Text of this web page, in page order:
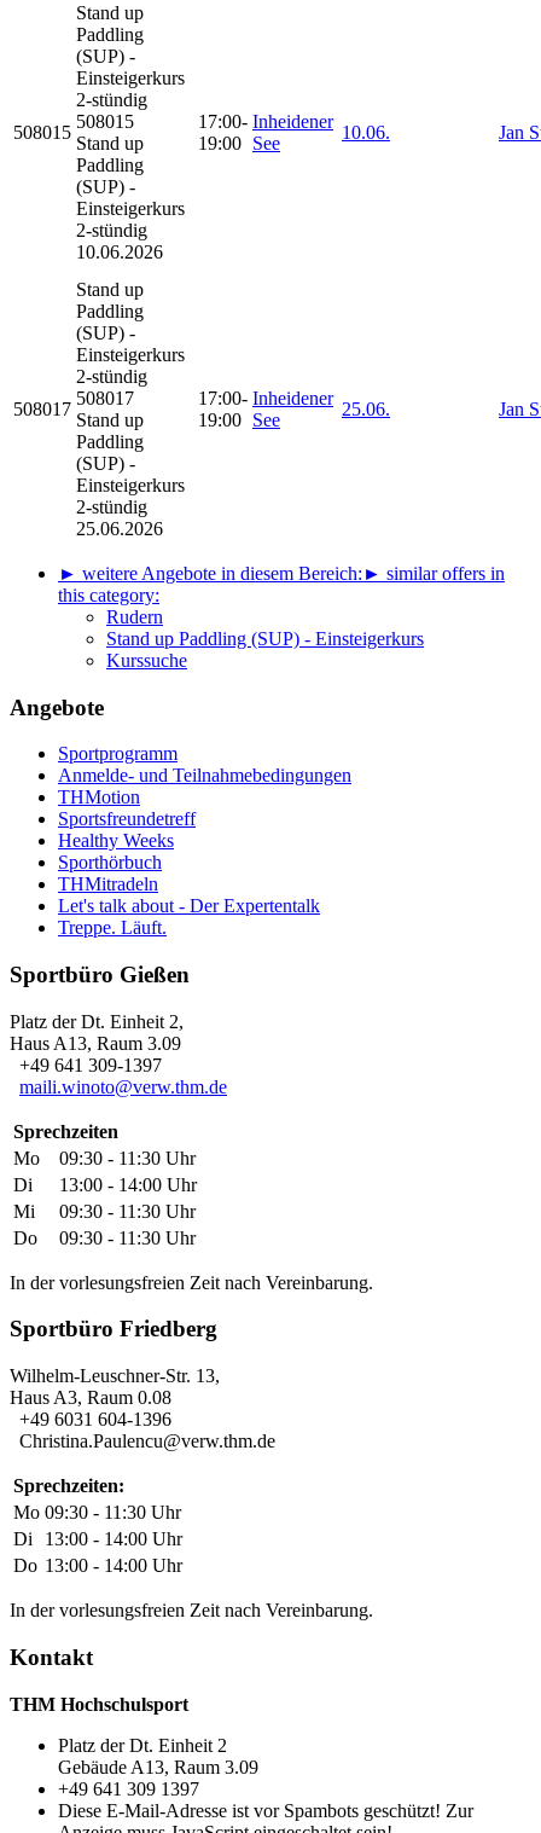
508015
Stand up
Paddling
(SUP) -
Einsteigerkurs
2-stündig
508015
Stand up
Paddling
(SUP) -
Einsteigerkurs
2-stündig
10.06.2026
17:00-
19:00
Inheidener
See
10.06. Jan
508017
Stand up
Paddling
(SUP) -
Einsteigerkurs
2-stündig
508017
Stand up
Paddling
(SUP) -
Einsteigerkurs
2-stündig
25.06.2026
17:00-
19:00
Inheidener
See
25.06. Jan
► weitere Angebote in diesem Bereich: ► similar offers in
this category:
Rudern
Stand up Paddling (SUP) - Einsteigerkurs
Kurssuche
Angebote
Sportprogramm
Anmelde- und Teilnahmebedingungen
THMotion
Sportsfreundetreff
Healthy Weeks
Sporthörbuch
THMitradeln
Let's talk about - Der Expertentalk
Treppe. Läuft.
Sportbüro Gießen
Platz der Dt. Einheit 2,
Haus A13, Raum 3.09
+49 641 309-1397
maili.winoto@verw.thm.de
Sprechzeiten
Mo
09:30 - 11:30 Uhr
Di
13:00 - 14:00 Uhr
Mi
09:30 - 11:30 Uhr
Do
09:30 - 11:30 Uhr
In der vorlesungsfreien Zeit nach Vereinbarung.
Sportbüro Friedberg
Wilhelm-Leuschner-Str. 13,
Haus A3, Raum 0.08
+49 6031 604-1396
Christina.Paulencu@verw.thm.de
Sprechzeiten:
Mo 09:30 - 11:30 Uhr
Di
13:00 - 14:00 Uhr
Do 13:00 - 14:00 Uhr
In der vorlesungsfreien Zeit nach Vereinbarung.
Kontakt
THM Hochschulsport
Platz der Dt. Einheit 2
Gebäude A13, Raum 3.09
+49 641 309 1397
Diese E-Mail-Adresse ist vor Spambots geschützt! Zur